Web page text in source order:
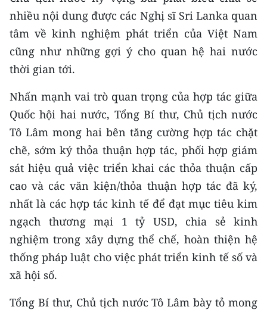
ENGLISH
中文
FRANÇAIS
РУССКИЙ
ESPAÑOL
한국어
nhiều nội dung được các Nghị sĩ Sri Lanka quan
tâm về kinh nghiệm phát triển của Việt Nam
cũng như những gợi ý cho quan hệ hai nước
thời gian tới.
Nhấn mạnh vai trò quan trọng của hợp tác giữa
Quốc hội hai nước, Tổng Bí thư, Chủ tịch nước
Tô Lâm mong hai bên tăng cường hợp tác chặt
chẽ, sớm ký thỏa thuận hợp tác, phối hợp giám
sát hiệu quả việc triển khai các thỏa thuận cấp
cao và các văn kiện/thỏa thuận hợp tác đã ký,
nhất là các hợp tác kinh tế để đạt mục tiêu kim
ngạch thương mại 1 tỷ USD, chia sẻ kinh
nghiệm trong xây dựng thể chế, hoàn thiện hệ
thống pháp luật cho việc phát triển kinh tế số và
xã hội số.
Tổng Bí thư, Chủ tịch nước Tô Lâm bày tỏ mong